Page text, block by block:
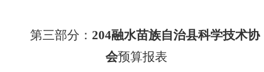
第三部分： 204融水苗族自治县科学技术协
会预算报表